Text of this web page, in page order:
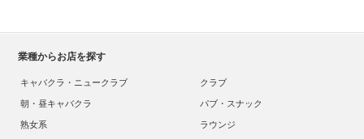
業種からお店を探す
キャバクラ・ニュークラブ
クラブ
朝・昼キャバクラ
パブ・スナック
熟女系
ラウンジ